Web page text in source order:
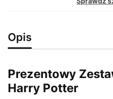
Opis
Prezentowy
Harry Potter